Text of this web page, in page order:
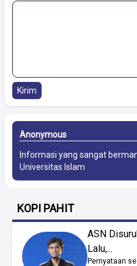
Kirim
Anonymous
Informasi yang sangat
Universitas Islam
KOPI PAHIT
ASN
Lalu,...
Pernyataan